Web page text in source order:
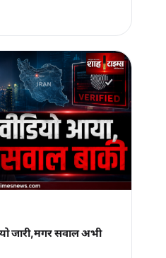
जारी,मगर सवाल अभी